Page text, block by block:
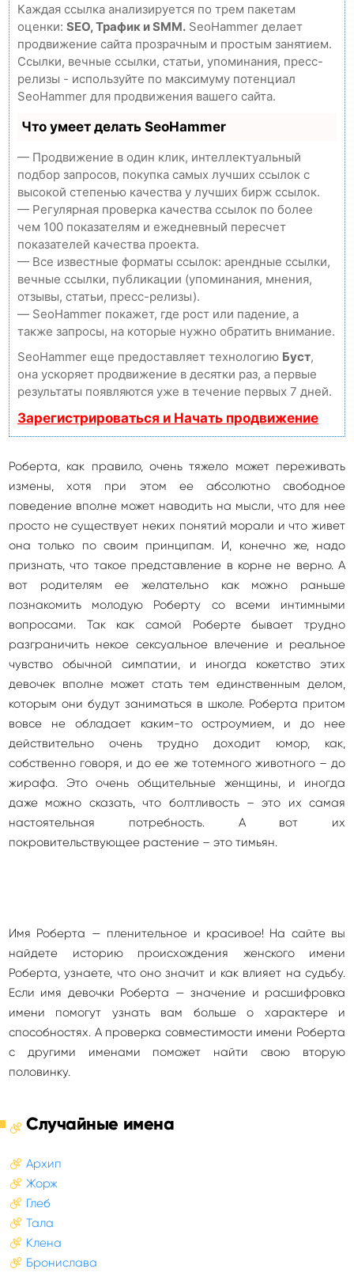
Каждая ссылка анализируется по трем пакетам
оценки: SEO, Трафик и SMM. SeoHammer делает
продвижение сайта прозрачным и простым занятием.
Ссылки, вечные ссылки, статьи, упоминания, пресс-
релизы - используйте по максимуму потенциал
SeoHammer для продвижения вашего сайта.
Что умеет делать SeoHammer
— Продвижение в один клик, интеллектуальный
подбор запросов, покупка самых лучших ссылок с
высокой степенью качества у лучших бирж ссылок.
— Регулярная проверка качества ссылок по более
чем 100 показателям и ежедневный пересчет
показателей качества проекта.
— Все известные форматы ссылок: арендные ссылки,
вечные ссылки, публикации (упоминания, мнения,
отзывы, статьи, пресс-релизы).
— SeoHammer покажет, где рост или падение, а
также запросы, на которые нужно обратить внимание.
SeoHammer еще предоставляет технологию Буст,
она ускоряет продвижение в десятки раз, а первые
результаты появляются уже в течение первых 7 дней.
Зарегистрироваться и Начать продвижение
Роберта, как правило, очень тяжело может переживать
измены, хотя при этом ее абсолютно свободное
поведение вполне может наводить на мысли, что для нее
просто не существует неких понятий морали и что живет
она только по своим принципам. И, конечно же, надо
признать, что такое представление в корне не верно. А
вот родителям ее желательно как можно раньше
познакомить молодую Роберту со всеми интимными
вопросами. Так как самой Роберте бывает трудно
разграничить некое сексуальное влечение и реальное
чувство обычной симпатии, и иногда кокетство этих
девочек вполне может стать тем единственным делом,
которым они будут заниматься в школе. Роберта притом
вовсе не обладает каким-то остроумием, и до нее
действительно очень трудно доходит юмор, как,
собственно говоря, и до ее же тотемного животного – до
жирафа. Это очень общительные женщины, и иногда
даже можно сказать, что болтливость – это их самая
настоятельная потребность. А вот их
покровительствующее растение – это тимьян.
Имя Роберта — пленительное и красивое! На сайте вы
найдете историю происхождения женского имени
Роберта, узнаете, что оно значит и как влияет на судьбу.
Если имя девочки Роберта — значение и расшифровка
имени помогут узнать вам больше о характере и
способностях. А проверка совместимости имени Роберта
с другими именами поможет найти свою вторую
половинку.
Случайные имена
Архип
Жорж
Глеб
Тала
Клена
Бронислава